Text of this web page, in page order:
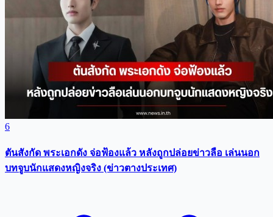
6
ตันสังกัด พระเอกดัง จ่อฟ้องแล้ว หลังถูกปล่อยข่าวลือ เล่นนอก
บทจูบนักแสดงหญิงจริง (ข่าวตางประเทศ)